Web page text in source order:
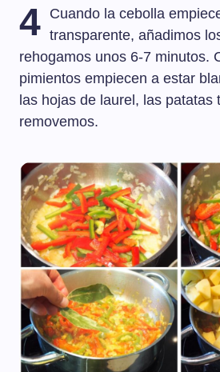
4 Cuando la cebolla
transparente, añadimos
rehogamos unos 6-7 minutos.
pimientos empiecen a estar
las hojas de laurel, las patatas
removemos.